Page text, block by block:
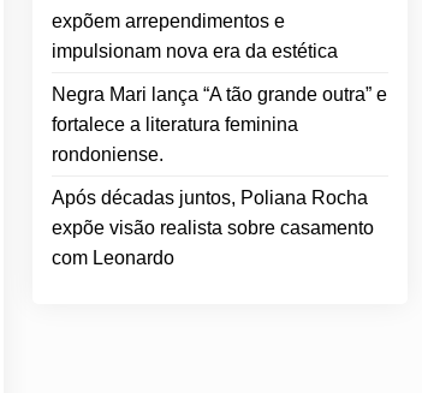
expõem arrependimentos e
impulsionam nova era da estética
Negra Mari lança “A tão grande outra” e
fortalece a literatura feminina
rondoniense.
Após décadas juntos, Poliana Rocha
expõe visão realista sobre casamento
com Leonardo